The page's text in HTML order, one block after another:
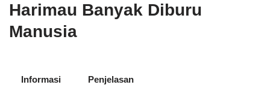
Harimau Banyak Diburu
Manusia
Informasi Penjelasan